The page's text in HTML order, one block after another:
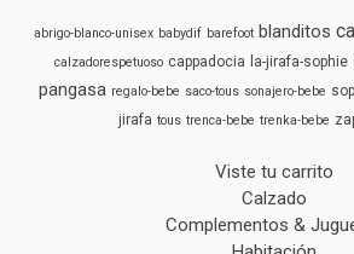
abrigo-blanco-unisex babydif barefoot blanditos
calzadorespetuoso cappadocia la-jirafa-sophie
pangasa regalo-bebe saco-tous sonajero-bebe
jirafa tous trenca-bebe trenka-bebe
Viste tu carrito
Calzado
Complementos &